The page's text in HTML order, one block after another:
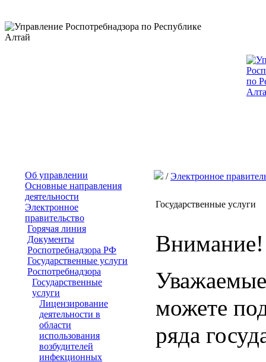
Об управлении
Основные направления
деятельности
Электронное
правительство
Горячая линия
Документы
Роспотребнадзора РФ
Государственные услуги
Роспотребнадзора
Государственные
услуги
Лицензирование
деятельности в
области
использования
возбудителей
инфекционных
/Электронное
Государственные услуги
Внимание!
можете
ряда